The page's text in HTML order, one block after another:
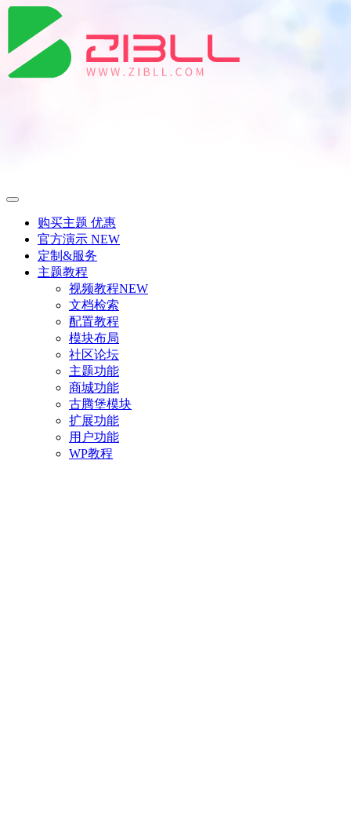
购买主题 优惠
官方演示 NEW
定制&服务
主题教程
视频教程NEW
文档检索
配置教程
模块布局
社区论坛
主题功能
商城功能
古腾堡模块
扩展功能
用户功能
WP教程